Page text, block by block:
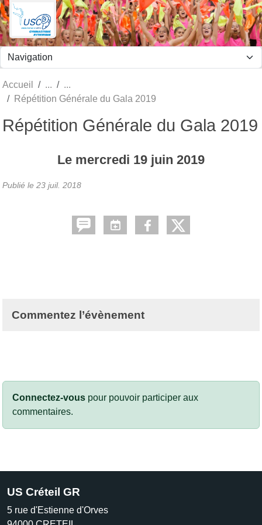
Accueil
Répétition Générale du Gala 2019
Répétition Générale du Gala 2019
Le mercredi 19 juin 2019
Publié le 23 juil. 2018
Commentez l’évènement
Connectez-vous pour pouvoir participer aux
commentaires.
US Créteil GR
5 rue d'Estienne d'Orves
Panneau de gestion des cookies